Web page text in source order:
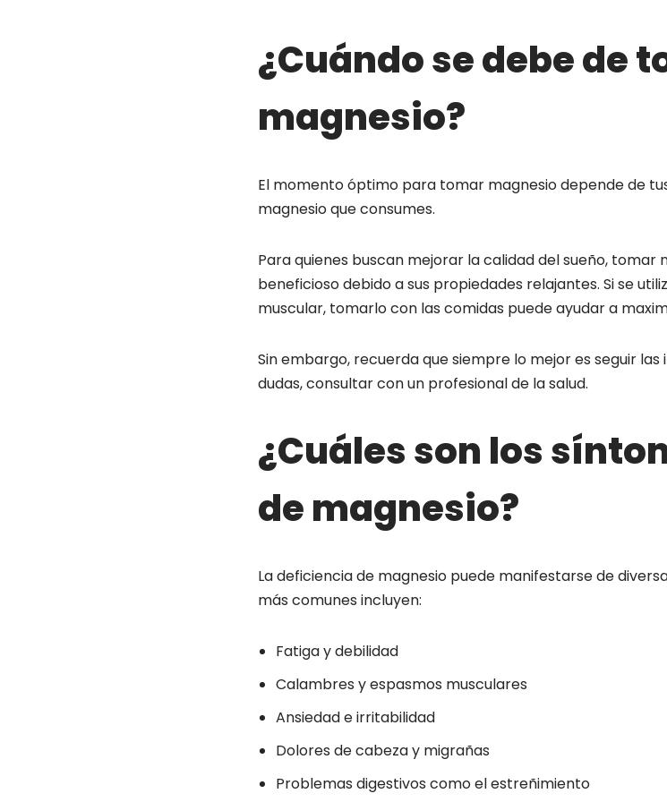
¿Cuándo se debe de
magnesio?
El momento óptimo para tomar magnesio depende de
magnesio que consumes.
Para quienes buscan mejorar la calidad del sueño,
beneficioso debido a sus propiedades relajantes. Si se
muscular, tomarlo con las comidas puede ayudar a
Sin embargo, recuerda que siempre lo mejor es seguir
dudas, consultar con un profesional de la salud.
¿Cuáles son los
de magnesio?
La deficiencia de magnesio puede manifestarse de
más comunes incluyen:
Fatiga y debilidad
Calambres y espasmos musculares
Ansiedad e irritabilidad
Dolores de cabeza y migrañas
Problemas digestivos como el estreñimiento